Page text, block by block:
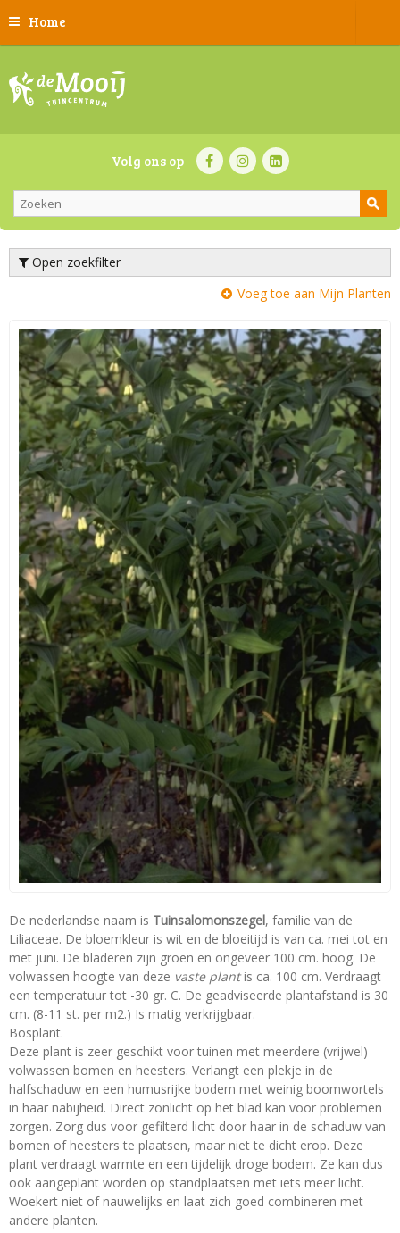
Home
Volg ons op
Open zoekfilter
Voeg toe aan Mijn Planten
De nederlandse naam is Tuinsalomonszegel, familie van de
Liliaceae. De bloemkleur is wit en de bloeitijd is van ca. mei tot en
met juni. De bladeren zijn groen en ongeveer 100 cm. hoog. De
volwassen hoogte van deze vaste plantis ca. 100 cm. Verdraagt
een temperatuur tot -30 gr. C. De geadviseerde plantafstand is 30
cm. (8-11 st. per m2.) Is matig verkrijgbaar.
Bosplant.
Deze plant is zeer geschikt voor tuinen met meerdere (vrijwel)
volwassen bomen en heesters. Verlangt een plekje in de
halfschaduw en een humusrijke bodem met weinig boomwortels
in haar nabijheid. Direct zonlicht op het blad kan voor problemen
zorgen. Zorg dus voor gefilterd licht door haar in de schaduw van
bomen of heesters te plaatsen, maar niet te dicht erop. Deze
plant verdraagt warmte en een tijdelijk droge bodem. Ze kan dus
ook aangeplant worden op standplaatsen met iets meer licht.
Woekert niet of nauwelijks en laat zich goed combineren met
andere planten.